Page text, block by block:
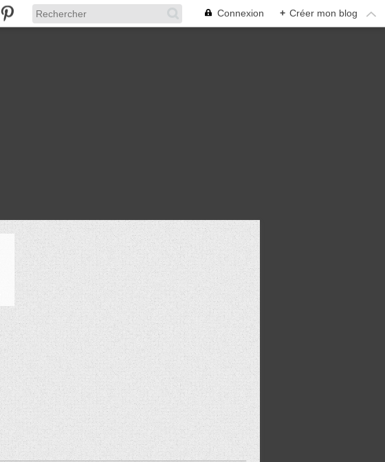
Connexion + Créer mon blog